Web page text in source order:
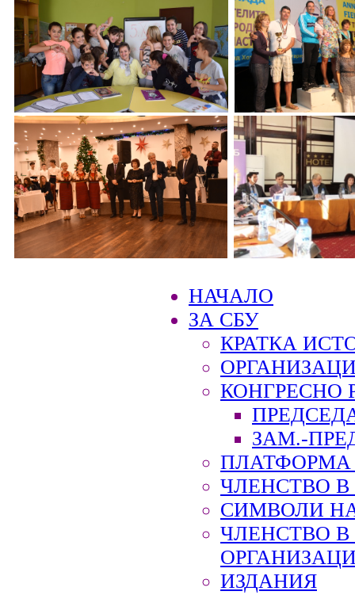
НАЧАЛО
ЗА СБУ
КРАТКА
КОНГРЕСНО
ЗАМ.-
ПЛАТФОРМА
ЧЛЕНСТВО В
СИМВОЛИ
ЧЛЕНСТВО
ИЗДАНИЯ